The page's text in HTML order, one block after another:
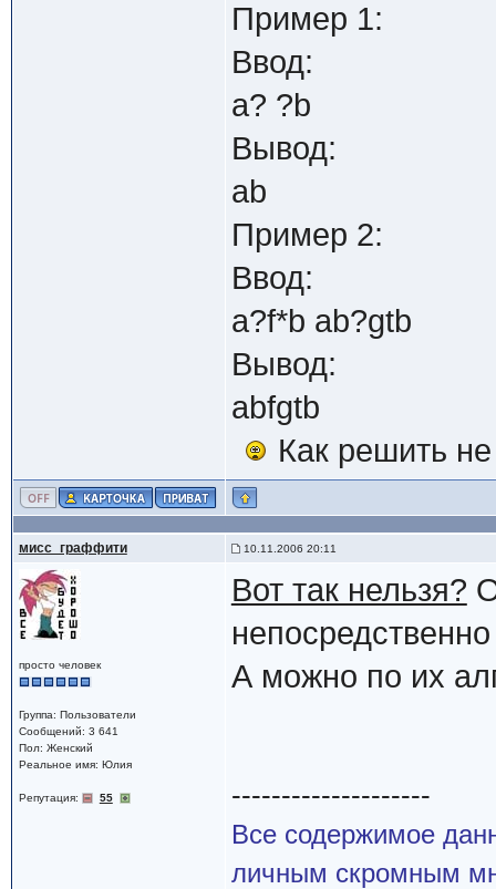
Пример 1:
Ввод:
a? ?b
Вывод:
ab
Пример 2:
Ввод:
a?f*b ab?gtb
Вывод:
abfgtb
Как решить
мисс_граффити 10.11.2006 20:11
просто человек
Группа: Пользователи
Сообщений: 3 641
Пол: Женский
Реальное имя: Юлия
Репутация: 55
Вот так нельзя?
А можно по их
--------------------
Все содержимое
личным скромным